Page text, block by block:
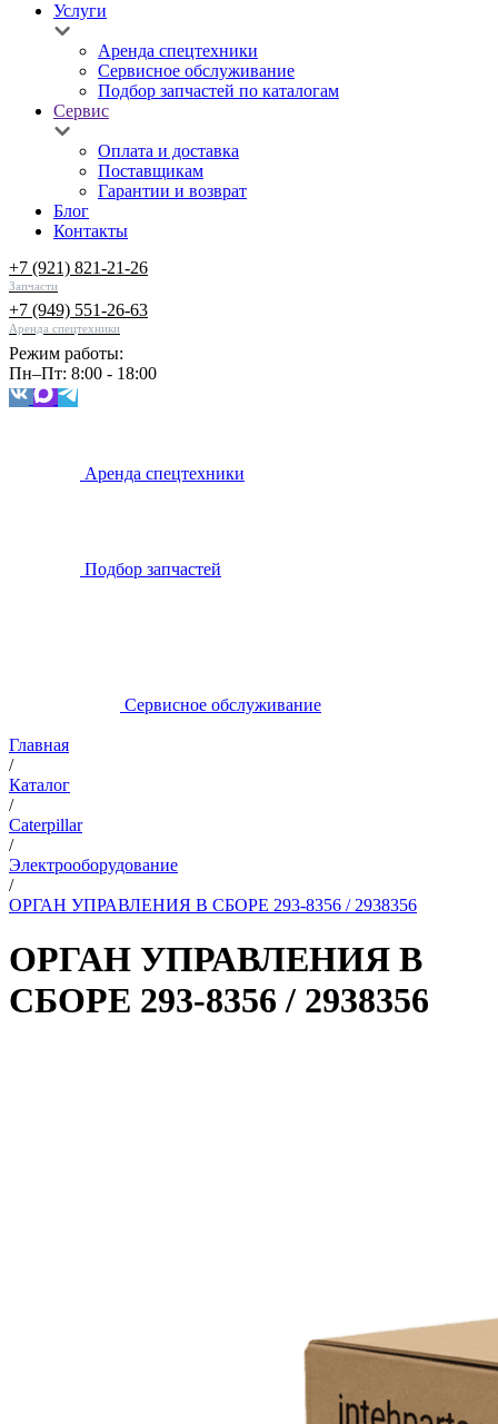
Услуги
Аренда спецтехники
Сервисное обслуживание
Подбор запчастей по каталогам
Сервис
Оплата и доставка
Поставщикам
Гарантии и возврат
Блог
Контакты
+7 (921) 821-21-26
Запчасти
+7 (949) 551-26-63
Аренда спецтехники
Режим работы:
Пн–Пт: 8:00 - 18:00
Аренда спецтехники
Подбор запчастей
Сервисное обслуживание
Главная
/
Каталог
/
Caterpillar
/
Электрооборудование
/
ОРГАН УПРАВЛЕНИЯ В СБОРЕ 293-8356 / 2938356
ОРГАН УПРАВЛЕНИЯ В
СБОРЕ 293-8356 / 2938356